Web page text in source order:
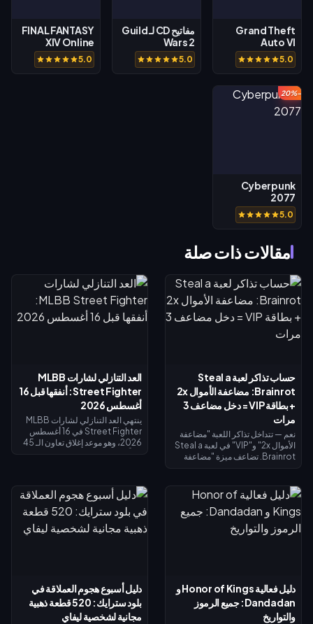
Grand Theft
Auto VI
5.0
مفاتيح CD لـ Guild
Wars 2
5.0
FINAL FANTASY
XIV Online
5.0
-20%
Cyberpunk
2077
5.0
مقالات ذات صلة
حساب تذاكر لعبة Steal a
Brainrot: مضاعفة الأموال 2x
+ بطاقة VIP = دخل مضاعف 3
مرات
نعم — تتداخل تذاكر اللعبة "مضاعفة
الأموال 2x" و"VIP" في لعبة Steal a
Brainrot. تضاعف ميزة "مضاعفة
لتعطيك بالضبط 3 أضعاف الدخل
الأساسي - وليس 4 أضعاف. تبلغ
تكلفة مضاعفة الأموال 2x نحو 119
(الإجمالي 618). اشترِ مضاعفة الأموال
العد التنازلي لشارات MLBB
Street Fighter: أنفقها قبل 16
أغسطس 2026
ينتهي العد التنازلي لشارات MLBB
Street Fighter في 16 أغسطس
2026، وهو موعد إغلاق تعاون الـ 45
الحدث، لذا احرص على استبدال كل
شيء الآن: تكلفة أزياء التقاطع
الرئيسية 1,200 شارة، والأزياء
الملونة البديلة 200 شارة. تحقق من
رصيدك في صفحة الحدث، واتبع قائمة
دليل فعالية Honor of Kings و
Dandadan: جميع الرموز
والتواريخ
دليل أسبوع هجوم العملاقة في
بلود سترايك: 520 قطعة ذهبية
مجانية لشخصية ليفاي